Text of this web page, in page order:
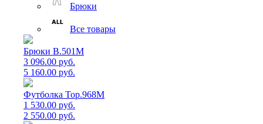
Брюки
Все товары
Брюки B.501M
3 096.00 руб.
5 160.00 руб.
Футболка Top.968M
1 530.00 руб.
2 550.00 руб.